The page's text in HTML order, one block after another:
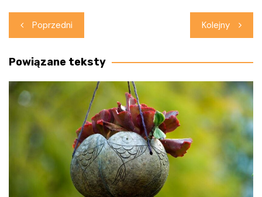
Nawigacja
wpisu
Poprzedni Kolejny
Powiązane teksty